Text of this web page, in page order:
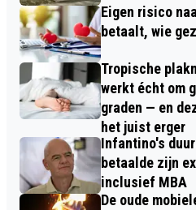
Eigen risico
betaalt, wie
Tropische
werkt écht om
graden — en
het juist erger
Infantino's
betaalde zijn
inclusief MBA
De oude